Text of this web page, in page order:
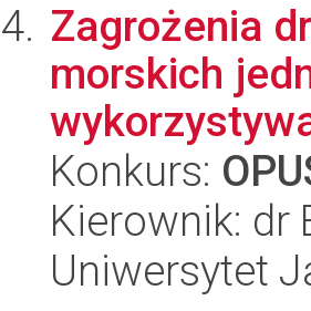
Zagrożenia
morskich
Konkurs:
Kierownik: dr
Uniwersytet